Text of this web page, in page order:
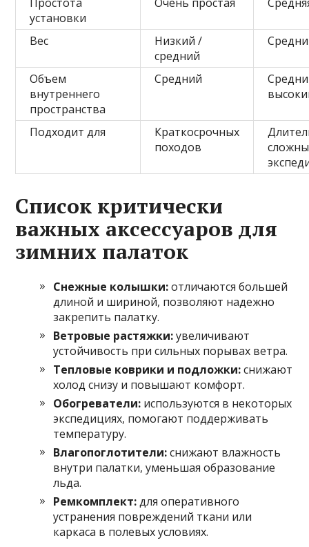
установки
Вес
Низкий /
средний
Объем
внутреннего
пространства
Средний
Подходит для
Краткосрочных
походов
Список критически
важных аксессуаров для
зимних палаток
Снежные колышки:отличаются большей
длиной и шириной, позволяют надежно
закрепить палатку.
Ветровые растяжки:увеличивают
устойчивость при сильных порывах ветра.
Тепловые коврики и подложки:снижают
холод снизу и повышают комфорт.
Обогреватели: используются в некоторых
экспедициях, помогают поддерживать
температуру.
Влагопоглотители:снижают влажность
внутри палатки, уменьшая образование
льда.
Ремкомплект:для оперативного
устранения повреждений ткани или
каркаса в полевых условиях.